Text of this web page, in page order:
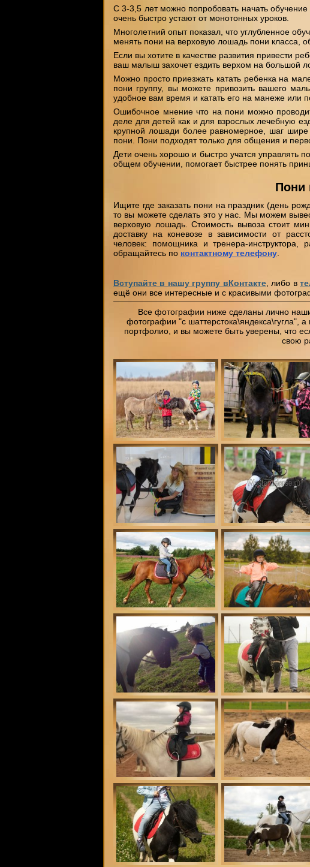
С 3-3,5 лет можно попробовать начать
очень быстро устают от монотонных уроков.
Многолетний опыт показал, что углубленное
менять пони на верховую лошадь пони класса,
Если вы хотите в качестве развития привести
ваш малыш захочет ездить верхом на большой
Можно просто приезжать катать ребенка на
пони группу, вы можете привозить вашего
удобное вам время и катать его на манеже или
Ошибочное мнение что на пони можно
деле для детей как и для взрослых лечебную
крупной лошади более равномерное, шаг
пони. Пони подходят только для общения и
Дети очень хорошо и быстро учатся управлять
общем обучении, помогает быстрее понять
Пони
Ищите где заказать пони на праздник (день
то вы можете сделать это у нас. Мы можем
верховую лошадь. Стоимость вывоза стоит
доставку на коневозе в зависимости от
человек: помощника и тренера-
обращайтесь по контактному телефону
Вступайте в нашу группу вКонтакте, либо в
ещё они все интересные и с красивыми
Все фотографии ниже сделаны лично
фотографии "с шаттерстока\яндекса\гугла",
портфолио, и вы можете быть уверены, что
свою